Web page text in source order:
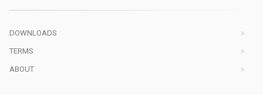
DOWNLOADS
TERMS
ABOUT